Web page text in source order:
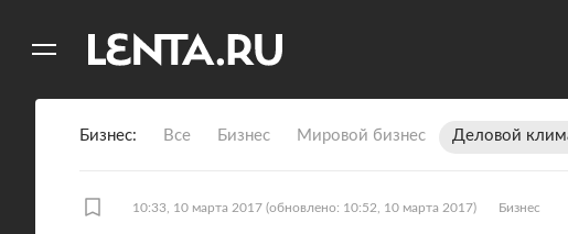
Бизнес Все Бизнес Мировой бизнес Деловой
10:33, 10 марта 2017 (обновлено: 10:52, 10 марта 2017) Бизнес